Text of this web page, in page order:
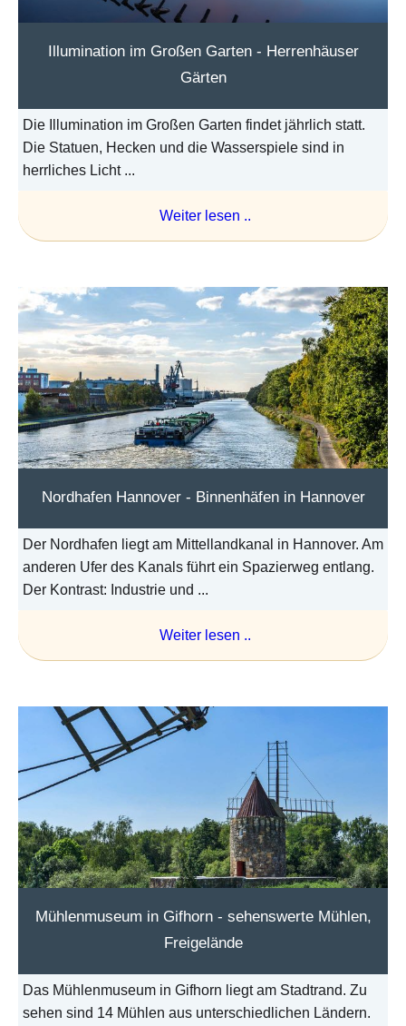
Illumination im Großen Garten - Herrenhäuser
Gärten
Die Illumination im Großen Garten findet jährlich statt.
Die Statuen, Hecken und die Wasserspiele sind in
herrliches Licht ...
Weiter lesen ..
Nordhafen Hannover - Binnenhäfen in Hannover
Der Nordhafen liegt am Mittellandkanal in Hannover. Am
anderen Ufer des Kanals führt ein Spazierweg entlang.
Der Kontrast: Industrie und ...
Weiter lesen ..
Mühlenmuseum in Gifhorn - sehenswerte Mühlen,
Freigelände
Das Mühlenmuseum in Gifhorn liegt am Stadtrand. Zu
sehen sind 14 Mühlen aus unterschiedlichen Ländern.